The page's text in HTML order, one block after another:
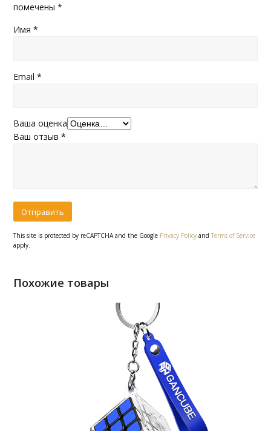
помечены*
Имя*
Email*
Ваша оценка
Ваш отзыв*
This site is protected by reCAPTCHA and the Google Privacy Policy andTerms of Service
apply.
Похожие товары